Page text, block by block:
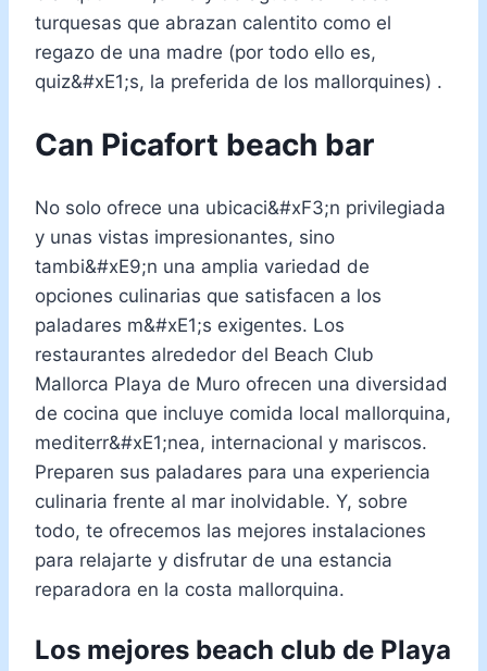
turquesas que abrazan calentito como el
regazo de una madre (por todo ello es,
quiz&#xE1;s, la preferida de los mallorquines) .
Can Picafort beach bar
No solo ofrece una ubicaci&#xF3;n privilegiada
y unas vistas impresionantes, sino
tambi&#xE9;n una amplia variedad de
opciones culinarias que satisfacen a los
paladares m&#xE1;s exigentes. Los
restaurantes alrededor del Beach Club
Mallorca Playa de Muro ofrecen una diversidad
de cocina que incluye comida local mallorquina,
mediterr&#xE1;nea, internacional y mariscos.
Preparen sus paladares para una experiencia
culinaria frente al mar inolvidable. Y, sobre
todo, te ofrecemos las mejores instalaciones
para relajarte y disfrutar de una estancia
reparadora en la costa mallorquina.
Los mejores beach club de Playa